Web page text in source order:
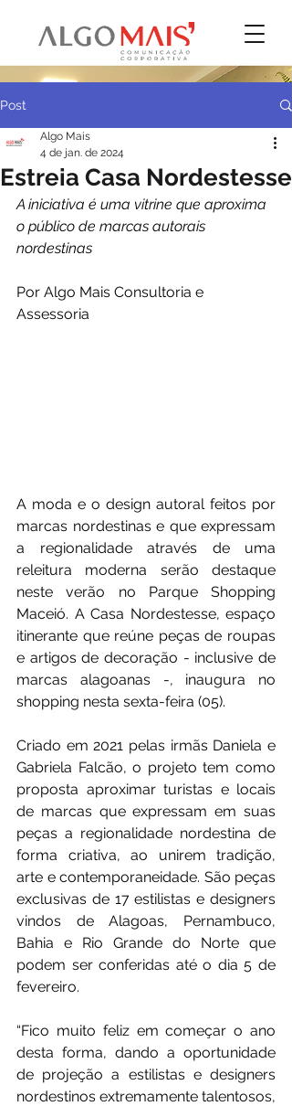
Post
Estreia Casa Nordestesse
Algo Mais
4 de jan. de 2024
A iniciativa é uma vitrine que aproxima
o público de marcas autorais
nordestinas
Por Algo Mais Consultoria e
Assessoria
A moda e o design autoral feitos por
marcas nordestinas e que expressam
a regionalidade através de uma
releitura moderna serão destaque
neste verão no Parque Shopping
Maceió. A Casa Nordestesse, espaço
itinerante que reúne peças de roupas
e artigos de decoração - inclusive de
marcas alagoanas -, inaugura no
shopping nesta sexta-feira (05).
Criado em 2021 pelas irmãs Daniela e
Gabriela Falcão, o projeto tem como
proposta aproximar turistas e locais
de marcas que expressam em suas
peças a regionalidade nordestina de
forma criativa, ao unirem tradição,
arte e contemporaneidade. São peças
exclusivas de 17 estilistas e designers
vindos de Alagoas, Pernambuco,
Bahia e Rio Grande do Norte que
podem ser conferidas até o dia 5 de
fevereiro.
“Fico muito feliz em começar o ano
desta forma, dando a oportunidade
de projeção a estilistas e designers
nordestinos extremamente talentosos,